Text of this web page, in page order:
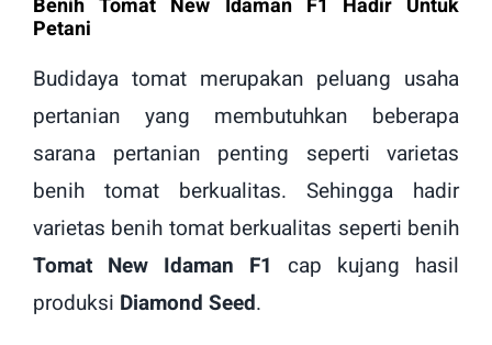
Benih Tomat New Idaman F1 Hadir Untuk
Petani
Budidaya tomat merupakan peluang usaha
pertanian yang membutuhkan beberapa
sarana pertanian penting seperti varietas
benih tomat berkualitas. Sehingga hadir
varietas benih tomat berkualitas seperti benih
Tomat New Idaman F1 cap kujang hasil
produksi Diamond Seed.